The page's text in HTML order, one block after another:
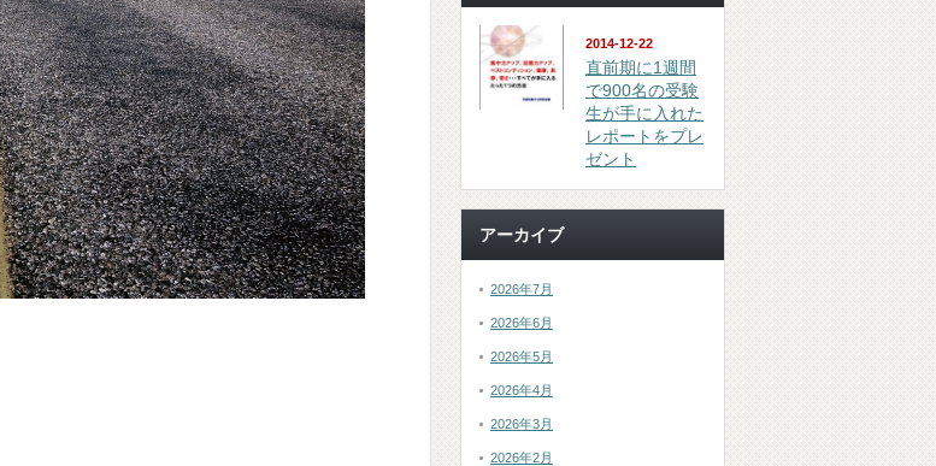
2014-12-22
直前期に1週間
で900名の受験
生が手に入れた
レポートをプレ
ゼント
アーカイブ
2026年7月
2026年6月
2026年5月
2026年4月
2026年3月
2026年2月